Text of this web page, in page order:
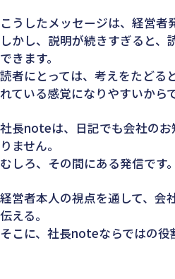
こうしたメッセージは、経営者
しかし、説明が続きすぎると、
できます。
読者にとっては、考えをたどる
れている感覚になりやすいからで
社長noteは、日記でも会社の
りません。
むしろ、その間にある発信です。
経営者本人の視点を通して、会
伝える。
そこに、社長noteならではの役